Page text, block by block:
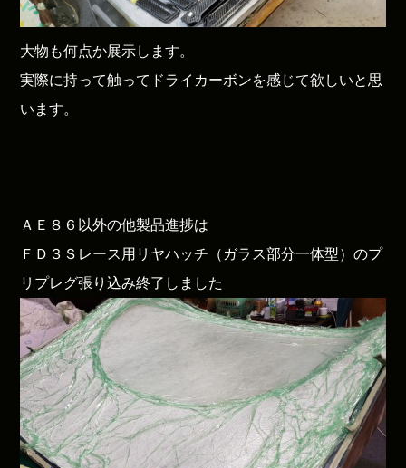
大物も何点か展示します。
実際に持って触ってドライカーボンを感じて欲しいと思
います。
ＡＥ８６以外の他製品進捗は
ＦＤ３Ｓレース用リヤハッチ（ガラス部分一体型）のプ
リプレグ張り込み終了しました